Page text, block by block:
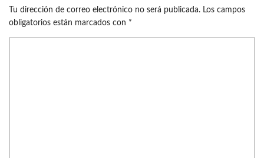
Tu dirección de correo electrónico no será publicada. Los campos
obligatorios están marcados con *